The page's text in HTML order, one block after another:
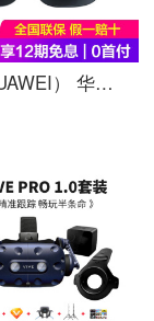
华为（HUAWEI） 华为VR Glass眼镜体感游戏机手机3D家庭电影智能显示器虚拟现实记录仪虚拟 亮黑色